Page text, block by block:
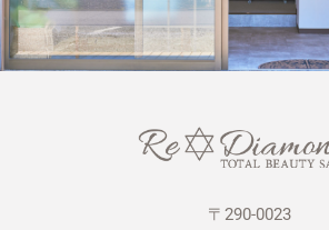
〒290-0023